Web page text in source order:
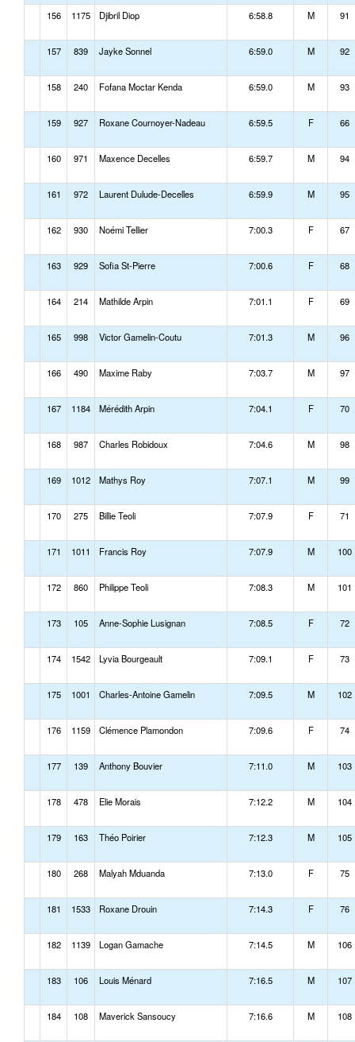
156 1175 Djibril Diop 6:58.8 M 91
157 839 Jayke Sonnel 6:59.0 M 92
158 240 Fofana Moctar Kenda 6:59.0 M 93
159 927 Roxane Cournoyer-Nadeau 6:59.5 F 66
160 971 Maxence Decelles 6:59.7 M 94
161 972 Laurent Dulude-Decelles 6:59.9 M 95
162 930 Noémi Tellier 7:00.3 F 67
163 929 Sofia St-Pierre 7:00.6 F 68
164 214 Mathilde Arpin 7:01.1 F 69
165 998 Victor Gamelin-Coutu 7:01.3 M 96
166 490 Maxime Raby 7:03.7 M 97
167 1184 Mérédith Arpin 7:04.1 F 70
168 987 Charles Robidoux 7:04.6 M 98
169 1012 Mathys Roy 7:07.1 M 99
170 275 Billie Teoli 7:07.9 F 71
171 1011 Francis Roy 7:07.9 M 100
172 860 Philippe Teoli 7:08.3 M 101
173 105 Anne-Sophie Lusignan 7:08.5 F 72
174 1542 Lyvia Bourgeault 7:09.1 F 73
175 1001 Charles-Antoine Gamelin 7:09.5 M 102
176 1159 Clémence Plamondon 7:09.6 F 74
177 139 Anthony Bouvier 7:11.0 M 103
178 478 Elie Morais 7:12.2 M 104
179 163 Théo Poirier 7:12.3 M 105
180 268 Malyah Mduanda 7:13.0 F 75
181 1533 Roxane Drouin 7:14.3 F 76
182 1139 Logan Gamache 7:14.5 M 106
183 106 Louis Ménard 7:16.5 M 107
184 108 Maverick Sansoucy 7:16.6 M 108